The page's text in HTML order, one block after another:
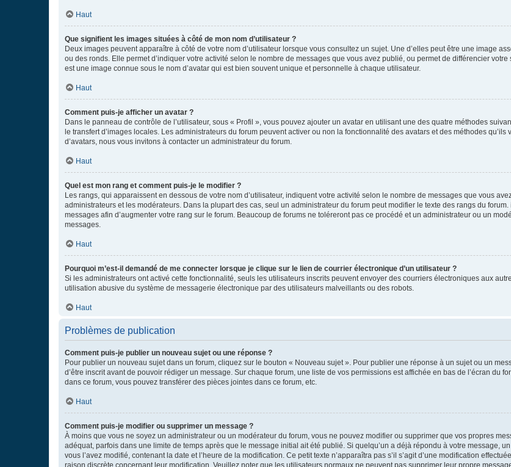
Haut
Que signifient les images situées à côté de mon nom d’utilisateur ?
Deux images peuvent apparaître à côté de votre nom d’utilisateur lorsque vous consultez un sujet. Une d’elles peut être une image
ou des ronds. Elle permet d’indiquer votre activité selon le nombre de messages que vous avez publié, ou permet de différencier
est une image connue sous le nom d’avatar qui est bien souvent unique et personnelle à chaque utilisateur.
Haut
Comment puis-je afficher un avatar ?
Dans le panneau de contrôle de l’utilisateur, sous « Profil », vous pouvez ajouter un avatar en utilisant une des quatre méthodes
le transfert d’images locales. Les administrateurs du forum peuvent activer ou non la fonctionnalité des avatars et des méthodes
d’avatars, nous vous invitons à contacter un administrateur du forum.
Haut
Quel est mon rang et comment puis-je le modifier ?
Les rangs, qui apparaissent en dessous de votre nom d’utilisateur, indiquent votre activité selon le nombre de messages que vous
administrateurs et les modérateurs. Dans la plupart des cas, seul un administrateur du forum peut modifier le texte des rangs du
messages afin d’augmenter votre rang sur le forum. Beaucoup de forums ne toléreront pas ce procédé et un administrateur ou un
messages.
Haut
Pourquoi m’est-il demandé de me connecter lorsque je clique sur le lien de courrier électronique d’un utilisateur ?
Si les administrateurs ont activé cette fonctionnalité, seuls les utilisateurs inscrits peuvent envoyer des courriers électroniques aux
utilisation abusive du système de messagerie électronique par des utilisateurs malveillants ou des robots.
Haut
Problèmes de publication
Comment puis-je publier un nouveau sujet ou une réponse ?
Pour publier un nouveau sujet dans un forum, cliquez sur le bouton « Nouveau sujet ». Pour publier une réponse à un sujet ou un
d’être inscrit avant de pouvoir rédiger un message. Sur chaque forum, une liste de vos permissions est affichée en bas de l’écran du
dans ce forum, vous pouvez transférer des pièces jointes dans ce forum, etc.
Haut
Comment puis-je modifier ou supprimer un message ?
À moins que vous ne soyez un administrateur ou un modérateur du forum, vous ne pouvez modifier ou supprimer que vos propres
adéquat, parfois dans une limite de temps après que le message initial ait été publié. Si quelqu’un a déjà répondu à votre message,
vous l’avez modifié, contenant la date et l’heure de la modification. Ce petit texte n’apparaîtra pas s’il s’agit d’une modification
raison discrète concernant leur modification. Veuillez noter que les utilisateurs normaux ne peuvent pas supprimer leur propre